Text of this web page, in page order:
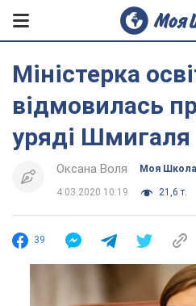
Міністерка
відмовилась
уряді Шмигаля
Оксана Воля Моя Школа
4.03.2020 10:19 21,6 т.
39